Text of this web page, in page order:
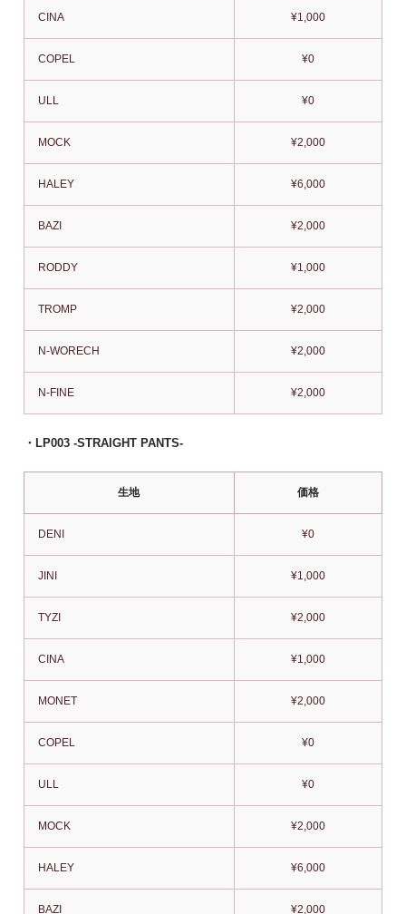
CINA ¥1,000
COPEL ¥0
ULL ¥0
MOCK ¥2,000
HALEY ¥6,000
BAZI ¥2,000
RODDY ¥1,000
TROMP ¥2,000
N-WORECH ¥2,000
N-FINE ¥2,000
・LP003 -STRAIGHT PANTS-
生地 価格
DENI ¥0
JINI ¥1,000
TYZI ¥2,000
CINA ¥1,000
MONET ¥2,000
COPEL ¥0
ULL ¥0
MOCK ¥2,000
HALEY ¥6,000
BAZI ¥2,000